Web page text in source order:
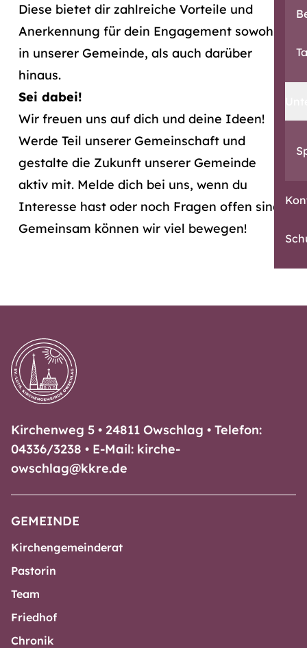
Diese bietet dir zahlreiche Vorteile und
Anerkennung für dein Engagement sowohl
in unserer Gemeinde, als auch darüber
hinaus.
Sei dabei!
Wir freuen uns auf dich und deine Ideen!
Werde Teil unserer Gemeinschaft und
gestalte die Zukunft unserer Gemeinde
aktiv mit. Melde dich bei uns, wenn du
Interesse hast oder noch Fragen offen sind.
Gemeinsam können wir viel bewegen!
Kirchenweg 5 • 24811 Owschlag • Telefon:
04336/3238 • E-Mail: kirche-
owschlag@kkre.de
GEMEINDE
Kirchengemeinderat
Pastorin
Team
Friedhof
Chronik